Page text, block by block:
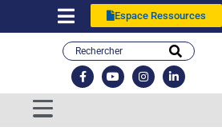
Espace Ressources